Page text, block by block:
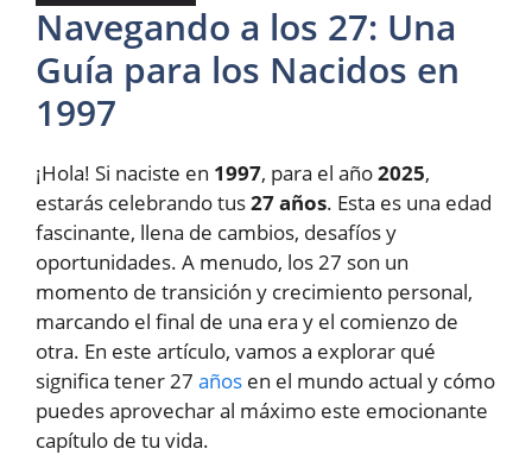
Navegando a los 27: Una
Guía para los Nacidos en
1997
¡Hola! Si naciste en 1997, para el año2025,
estarás celebrando tus27 años. Esta es una edad
fascinante, llena de cambios, desafíos y
oportunidades. A menudo, los 27 son un
momento de transición y crecimiento personal,
marcando el final de una era y el comienzo de
otra. En este artículo, vamos a explorar qué
significa tener 27 años en el mundo actual y cómo
puedes aprovechar al máximo este emocionante
capítulo de tu vida.